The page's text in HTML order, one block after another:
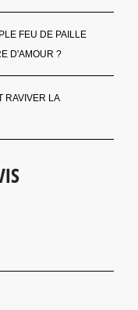
FEU DE PAILLE
D'AMOUR ?
RAVIVER LA